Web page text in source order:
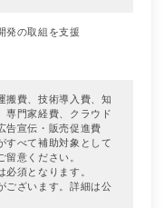
発の取組を支援
搬費、技術導入費、知
専門家経費、クラウド
告宣伝・販売促進費
すべて補助対象として
意ください。
須となります。
ございます。詳細は公